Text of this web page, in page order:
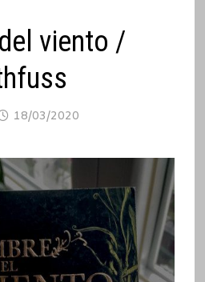
viento /
18/03/2020